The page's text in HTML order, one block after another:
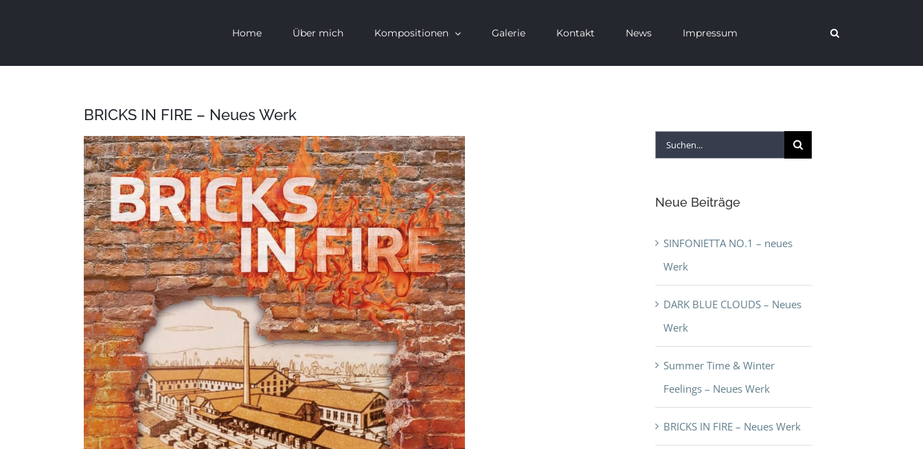
Home Über mich Kompositionen Galerie Kontakt News Impressum
BRICKS IN FIRE – Neues Werk
Suche
Neue Beiträge
SINFONIETTA NO.1 – neues
Werk
DARK BLUE CLOUDS – Neues
Werk
Summer Time & Winter
Feelings – Neues Werk
BRICKS IN FIRE – Neues Werk